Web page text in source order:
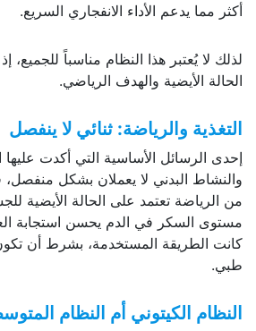
أكثر مما يدعم الأداء الانفجاري السريع.
لذلك لا يُعتبر هذا النظام مناسباً
الحالة الأيضية والهدف الرياضي.
التغذية والرياضة: ثنائي لا ينفصل
إحدى الرسائل الأساسية التي أكدت عليها
والنشاط البدني لا يعملان بشكل منفصل،
من الرياضة تعتمد على الحالة الأيضية
مستوى السكر في الدم يحسن استجابة
كانت الطريقة المستخدمة، بشرط أن
طبي.
النظام الكيتوني أم النظام